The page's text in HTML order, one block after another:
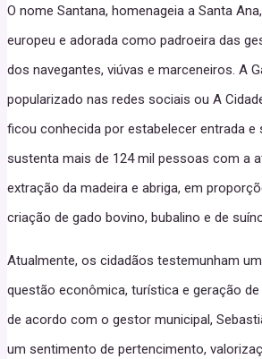
O nome Santana, homenageia a Santa
europeu e adorada como padroeira das
dos navegantes, viúvas e marceneiros. A
popularizado nas redes sociais ou A
ficou conhecida por estabelecer entrada e
sustenta mais de 124 mil pessoas com a
extração da madeira e abriga, em
criação de gado bovino, bubalino e de
Atualmente, os cidadãos testemunham
questão econômica, turística e geração de
de acordo com o gestor municipal,
um sentimento de pertencimento,